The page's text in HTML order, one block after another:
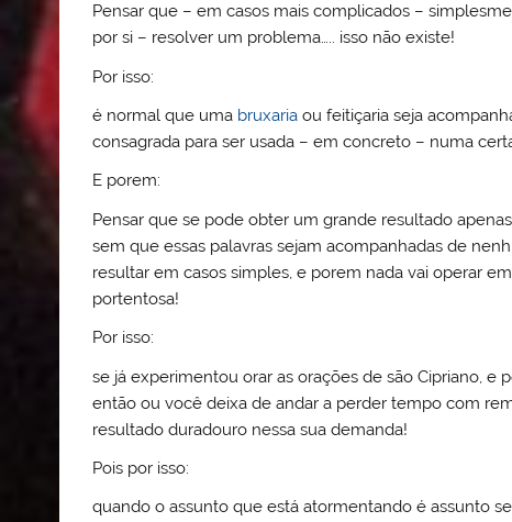
Pensar que – em casos mais complicados –
por si – resolver um problema….. isso não existe!
Por isso:
é normal que uma bruxaria ou feitiçaria seja
consagrada para ser usada – em concreto – numa
E porem:
Pensar que se pode obter um grande resultado
sem que essas palavras sejam acompanhadas de
resultar em casos simples, e porem nada vai operar
portentosa!
Por isso:
se já experimentou orar as orações de são Cipriano, e
então ou você deixa de andar a perder tempo com
resultado duradouro nessa sua demanda!
Pois por isso:
quando o assunto que está atormentando é assunto